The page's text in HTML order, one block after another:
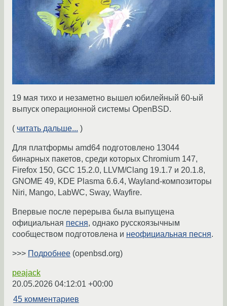
19 мая тихо и незаметно вышел юбилейный 60-ый
выпуск операционной системы OpenBSD.
( читать дальше... )
Для платформы amd64 подготовлено 13044
бинарных пакетов, среди которых Chromium 147,
Firefox 150, GCC 15.2.0, LLVM/Clang 19.1.7 и 20.1.8,
GNOME 49, KDE Plasma 6.6.4, Wayland-композиторы
Niri, Mango, LabWC, Sway, Wayfire.
Впервые после перерыва была выпущена
официальная песня, однако русскоязычным
сообществом подготовлена и неофициальная песня.
>>> Подробнее (openbsd.org)
peajack
20.05.2026 04:12:01 +00:00
45 комментариев